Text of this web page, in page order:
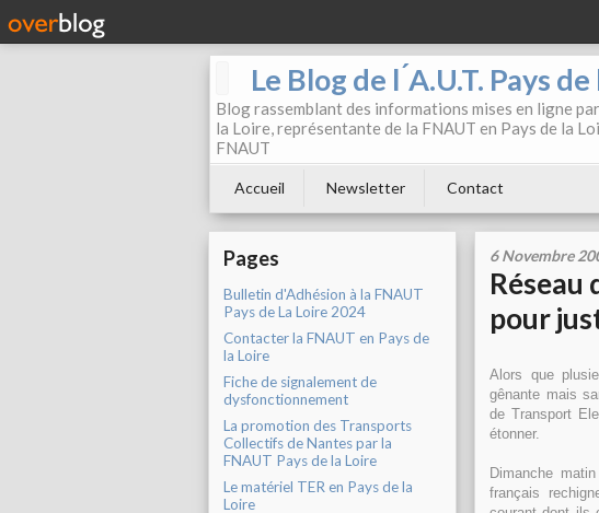
Le Blog de l ́A.U.T. Pays
Blog rassemblant des informations mises en ligne
la Loire, représentante de la FNAUT en Pays de la
FNAUT
Accueil Newsletter Contact
Pages
Bulletin d'Adhésion à la FNAUT
Pays de La Loire 2024
Contacter la FNAUT en Pays de
la Loire
Fiche de signalement de
dysfonctionnement
La promotion des Transports
Collectifs de Nantes par la
FNAUT Pays de la Loire
Le matériel TER en Pays de la
Loire
6 Novembre
Réseau
pour
Alors que
gênante mais
de Transport
étonner.
Dimanche
français